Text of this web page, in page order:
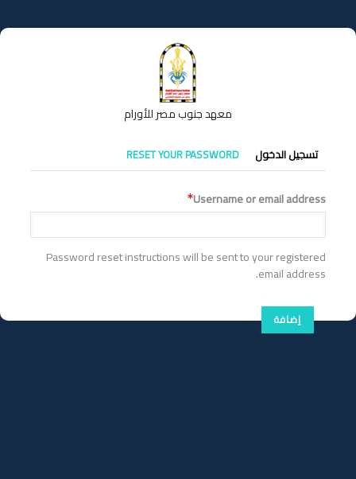
إلى
المحتوى
معهد جنوب مصر للأورام
التبويبات
الأساسية
تسجيل الدخول RESET YOUR PASSWORD
Username or email address
Password reset instructions will be sent to your registered
email address.